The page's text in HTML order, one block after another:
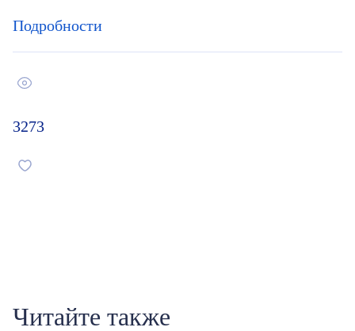
Подробности
3273
Читайте также